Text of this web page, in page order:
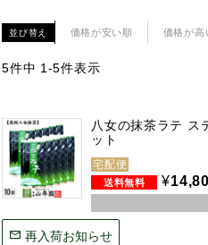
並び替え 価格が安い順 価格が高
5件中 1-5件表示
八女の抹茶ラテ ス
ット
宅配便
¥
再入荷お知らせ